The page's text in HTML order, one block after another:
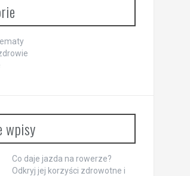
wpisy
Co daje jazda na rowerze?
Odkryj jej korzyści zdrowotne i